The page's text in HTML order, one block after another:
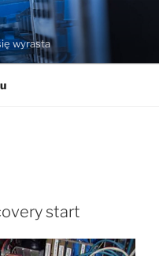
wyrasta
start